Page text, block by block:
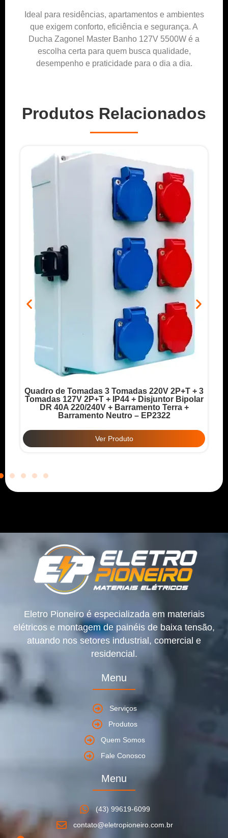
Ideal para residências, apartamentos e ambientes
que exigem conforto, eficiência e segurança. A
Ducha Zagonel Master Banho 127V 5500W é a
escolha certa para quem busca qualidade,
desempenho e praticidade para o dia a dia.
Produtos Relacionados
Quadro de Tomadas 3 Tomadas 220V 2P+T + 3
Tomadas 127V 2P+T + IP44 + Disjuntor Bipolar
DR 40A 220/240V + Barramento Terra +
Barramento Neutro – EP2322
Ver Produto
Eletro Pioneiro é especializada em materiais
elétricos e montagem de painéis de baixa tensão,
atuando nos setores industrial, comercial e
residencial.
Menu
Serviços
Produtos
Quem Somos
Fale Conosco
Menu
(43) 99619-6099
contato@eletropioneiro.com.br